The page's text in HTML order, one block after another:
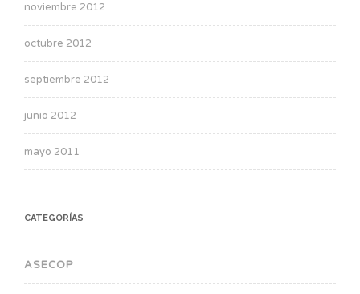
noviembre 2012
octubre 2012
septiembre 2012
junio 2012
mayo 2011
CATEGORÍAS
ASECOP